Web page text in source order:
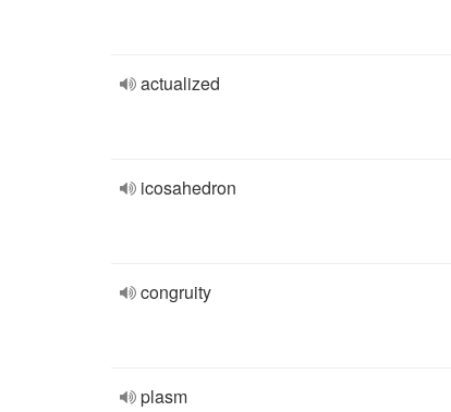
actualized
icosahedron
congruity
plasm